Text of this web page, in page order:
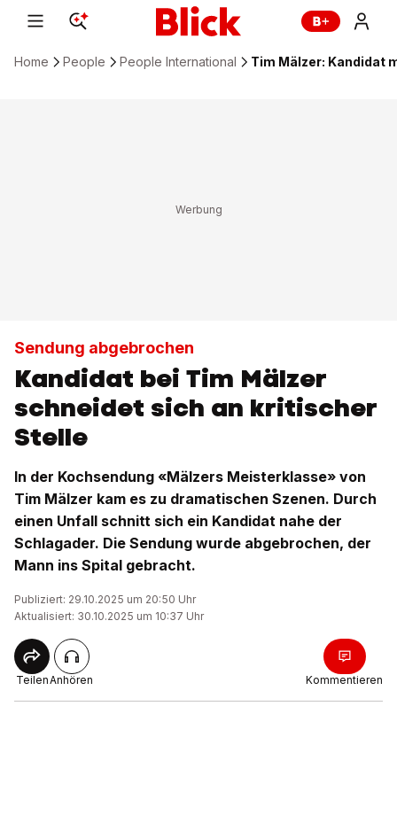
Home People People International Tim Mälzer: Kandidat
Sendung abgebrochen
Kandidat bei Tim Mälzer
schneidet sich an kritischer
Stelle
In der Kochsendung «Mälzers Meisterklasse» von
Tim Mälzer kam es zu dramatischen Szenen. Durch
einen Unfall schnitt sich ein Kandidat nahe der
Schlagader. Die Sendung wurde abgebrochen, der
Mann ins Spital gebracht.
Publiziert: 29.10.2025 um 20:50 Uhr
Aktualisiert: 30.10.2025 um 10:37 Uhr
TeilenAnhören Kommentieren